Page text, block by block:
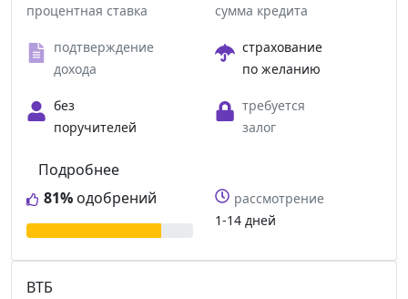
процентная ставка сумма кредита
подтверждение
дохода
страхование
по желанию
без
поручителей
требуется
залог
81% одобрений
Подробнее
рассмотрение
1-14 дней
ВТБ